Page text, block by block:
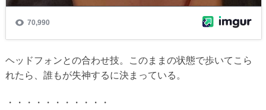
ヘッドフォンとの合わせ技。このままの状態で歩いてこら
れたら、誰もが失神するに決まっている。
・・・・・・・・・・・